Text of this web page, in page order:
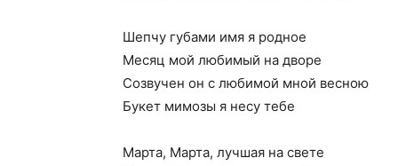
Шепчу губами имя я родное
Месяц мой любимый на дворе
Созвучен он с любимой мной весною
Букет мимозы я несу тебе
Марта, Марта, лучшая на свете